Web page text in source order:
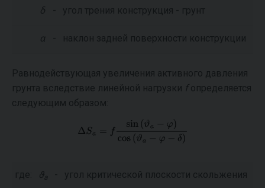
δ - угол трения конструкция - грунт
α - наклон задней поверхности конструкции
Равнодействующая увеличения активного давления
грунта вследствие линейной нагрузки fопределяется
следующим образом:
где: ϑa - угол критической плоскости скольжения